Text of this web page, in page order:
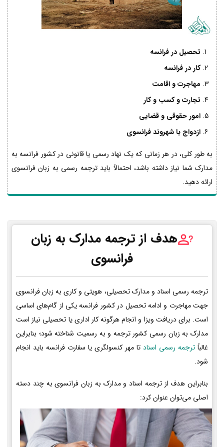
تحصیل در فرانسه
کار در فرانسه
مهاجرت و اقامت
تجارت و کسب و کار
امور حقوقی و قضایی
ازدواج با شهروند فرانسوی
به طور کلی، در هر زمانی که یک نهاد رسمی یا قانونی در کشور فرانسه به
مدارک شما نیاز داشته باشد، احتمالاً باید ترجمه رسمی به زبان فرانسوی
ارائه دهید.
هدف از ترجمه مدارک به زبان
فرانسوی
ترجمه رسمی اسناد و مدارک تحصیلی، هویتی و کاری به زبان فرانسوی
جهت مهاجرت و ادامه تحصیل در کشور فرانسه یکی از گام‌های اساسی
است. برای دریافت ویزا و انجام هرگونه کار اداری یا تحصیلی نیاز است
مدارک به زبان رسمی کشور ترجمه و به رسمیت شناخته شود؛ بنابراین
غالباً ترجمه رسمی اسناد تا مهر کنسولگری یا سفارت فرانسه باید انجام
شود.
بنابراین هدف از ترجمه اسناد و مدارک به زبان فرانسوی به چند دسته
اصلی می‌توان عنوان کرد: